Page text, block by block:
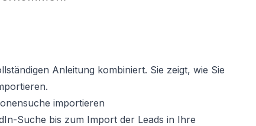
Anleitung kombiniert. Sie zeigt, wie Sie
importieren
Suche bis zum Import der Leads in Ihre